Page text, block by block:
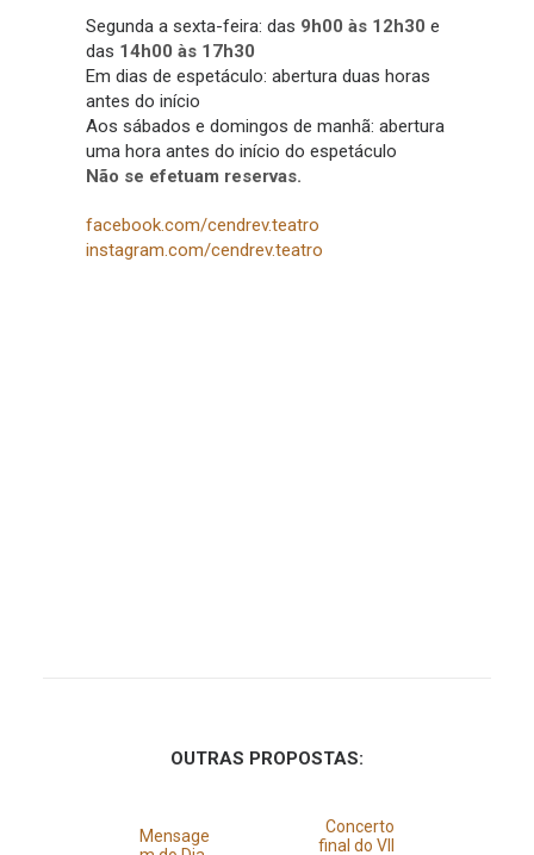
Segunda a sexta-feira: das 9h00 às 12h30 e
das 14h00 às 17h30
Em dias de espetáculo: abertura duas horas
antes do início
Aos sábados e domingos de manhã: abertura
uma hora antes do início do espetáculo
Não se efetuam reservas.
facebook.com/cendrev.teatro
instagram.com/cendrev.teatro
OUTRAS PROPOSTAS:
Mensage
Concerto
final do VII